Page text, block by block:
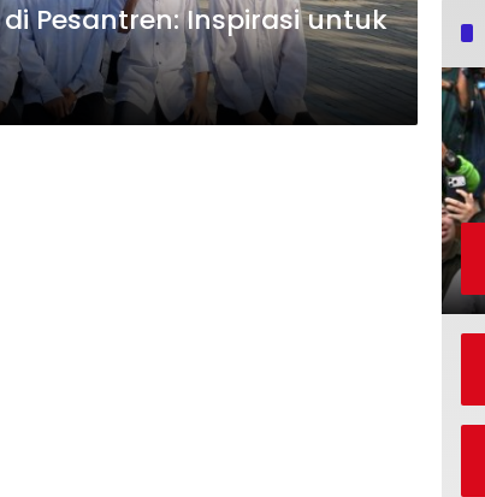
Pesantren: Inspirasi untuk